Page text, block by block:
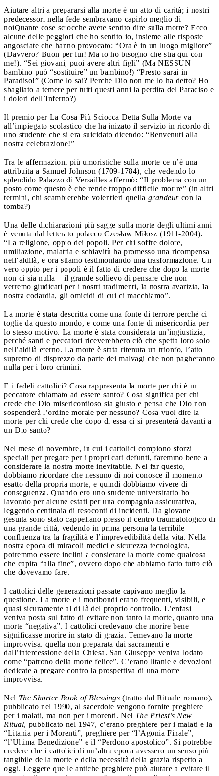
Aiutare altri a prepararsi alla morte è un atto di carità; i nostri
predecessori nella fede sembravano capirlo meglio di
noiQuante cose sciocche avete sentito dire sulla morte? Ecco
alcune delle peggiori che ho sentito io, insieme alle risposte
angosciate che hanno provocato: “Ora è in un luogo migliore”
(Davvero? Buon per lui! Ma io ho bisogno che stia qui con
me!). “Sei giovani, puoi avere altri figli” (Ma NESSUN
bambino può “sostituire” un bambino!) “Presto sarai in
Paradiso!” (Come lo sai? Perché Dio non me lo ha detto? Ho
sbagliato a temere per tutti questi anni la perdita del Paradiso e
i dolori dell’Inferno?)
Il premio per La Cosa Più Sciocca Detta Sulla Morte va
all’impiegato scolastico che ha inizato il servizio in ricordo di
uno studente che si era suicidato dicendo: “Benvenuti alla
nostra celebrazione!”
Tra le affermazioni più umoristiche sulla morte ce n’è una
attribuita a Samuel Johnson (1709-1784), che vedendo lo
splendido Palazzo di Versailles affermò: “Il problema con un
posto come questo è che rende troppo difficile morire” (in altri
termini, chi scambierebbe volentieri quella grandeurcon la
tomba?)
Una delle dichiarazioni più sagge sulla morte degli ultimi anni
è venuta dal letterato polacco Czesław Miłosz (1911-2004):
“La religione, oppio dei popoli. Per chi soffre dolore,
umiliazione, malattia e schiavitù ha promesso una ricompensa
nell’aldilà, e ora stiamo testimoniando una trasformazione. Un
vero oppio per i popoli è il fatto di credere che dopo la morte
non ci sia nulla – il grande sollievo di pensare che non
verremo giudicati per i nostri tradimenti, la nostra avarizia, la
nostra codardia, gli omicidi di cui ci macchiamo”.
La morte è stata descritta come una fonte di terrore perché ci
toglie da questo mondo, e come una fonte di misericordia per
lo stesso motivo. La morte è stata considerata un’ingiustizia,
perché santi e peccatori riceverebbero ciò che spetta loro solo
nell’aldilà eterno. La morte è stata ritenuta un trionfo, l’atto
supremo di disprezzo da parte dei malvagi che non pagheranno
nulla per i loro crimini.
E i fedeli cattolici? Cosa rappresenta la morte per chi è un
peccatore chiamato ad essere santo? Cosa significa per chi
crede che Dio misericordioso sia giusto e pensa che Dio non
sospenderà l’ordine morale per nessuno? Cosa vuol dire la
morte per chi crede che dopo di essa ci si presenterà davanti a
un Dio santo?
Nel mese di novembre, in cui i cattolici compiono sforzi
speciali per pregare per i propri cari defunti, faremmo bene a
considerare la nostra morte inevitabile. Nel far questo,
dobbiamo ricordare che nessuno di noi conosce il momento
esatto della propria morte, e quindi dobbiamo vivere di
conseguenza. Quando ero uno studente universitario ho
lavorato per alcune estati per una compagnia assicurativa,
leggendo centinaia di resoconti di incidenti. Da giovane
gesuita sono stato cappellano presso il centro traumatologico di
una grande città, vedendo in prima persona la terribile
confluenza tra la fragilità e l’imprevedibilità della vita. Nella
nostra epoca di miracoli medici e sicurezza tecnologica,
potremmo essere inclini a consierare la morte come qualcosa
che capita “alla fine”, ovvero dopo che abbiamo fatto tutto ciò
che dovevamo fare.
I cattolici delle generazioni passate capivano meglio la
questione. La morte e i moribondi erano frequenti, visibili, e
quasi sicuramente al di là del proprio controllo. L’enfasi
veniva posta sul fatto di evitare non tanto la morte, quanto una
morte “negativa”. I cattolici credevano che morire bene
significasse morire in stato di grazia. Temevano la morte
improvvisa, quella non preparata dai sacramenti e
dall’intercessione della Chiesa. San Giuseppe veniva lodato
come “patrono della morte felice”. C’erano litanie e devozioni
dedicate a pregare contro la prospettiva di una morte
improvvisa.
Nel The Shorter Book of Blessings (tratto dal Rituale romano),
pubblicato nel 1990, al sacerdote vengono fornite preghiere
per i malati, ma non per i morenti. Nel The Priest’s New
Ritual, pubblicato nel 1947, c’erano preghiere per i malati e la
“Litania per i Morenti”, preghiere per “l’Agonia Finale”,
“l’Ultima Benedizione” e il “Perdono apostolico”. Si potrebbe
credere che i cattolici di un’altra epoca avessero un senso più
tangibile della morte e della necessità della grazia rispetto a
oggi. Leggere quelle antiche preghiere può aiutare a evitare il